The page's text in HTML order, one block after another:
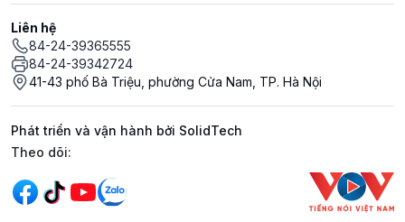
Liên hệ
84-24-39365555
84-24-39342724
41-43 phố Bà Triệu, phường Cửa Nam, TP. Hà Nội
Phát triển và vận hành bởi SolidTech
Mạng xã hội
Theo dõi: